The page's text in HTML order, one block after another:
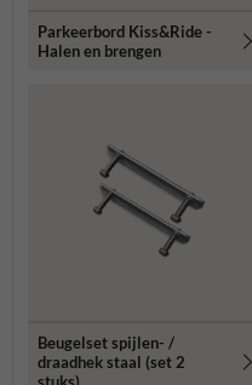
Parkeerbord Kiss&Ride -
Halen en brengen
Beugelset spijlen- /
draadhek staal (set 2